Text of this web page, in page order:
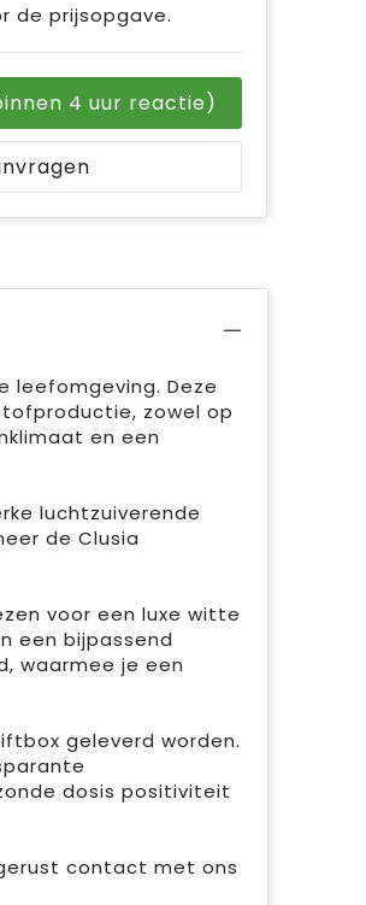
de prijsopgave.
4 uur reactie)
leefomgeving. Deze
zowel op
en een
luchtzuiverende
de Clusia
voor een luxe witte
een bijpassend
waarmee je een
geleverd worden.
dosis positiviteit
contact met ons